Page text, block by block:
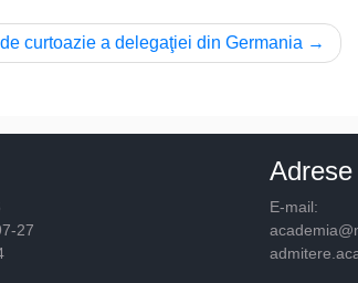
curtoazie a delegaţiei din Germania
27
E-mail: